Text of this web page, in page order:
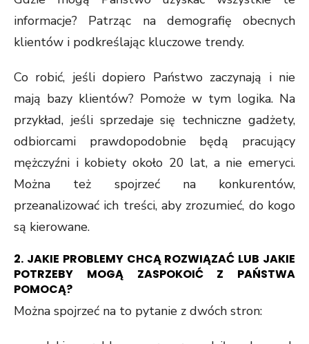
informacje? Patrząc na demografię obecnych
klientów i podkreślając kluczowe trendy.
Co robić, jeśli dopiero Państwo zaczynają i nie
mają bazy klientów? Pomoże w tym logika. Na
przykład, jeśli sprzedaje się techniczne gadżety,
odbiorcami prawdopodobnie będą pracujący
mężczyźni i kobiety około 20 lat, a nie emeryci.
Można też spojrzeć na konkurentów,
przeanalizować ich treści, aby zrozumieć, do kogo
są kierowane.
2. JAKIE PROBLEMY CHCĄ ROZWIĄZAĆ LUB JAKIE
POTRZEBY MOGĄ ZASPOKOIĆ Z PAŃSTWA
POMOCĄ?
Można spojrzeć na to pytanie z dwóch stron: